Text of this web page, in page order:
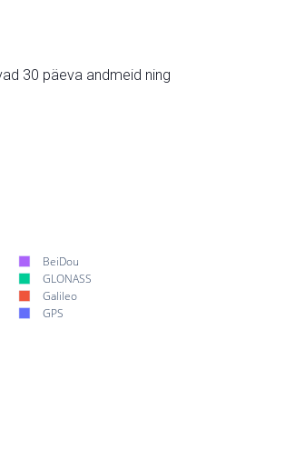
30 päeva andmeid ning
BeiDou
GLONASS
Galileo
GPS